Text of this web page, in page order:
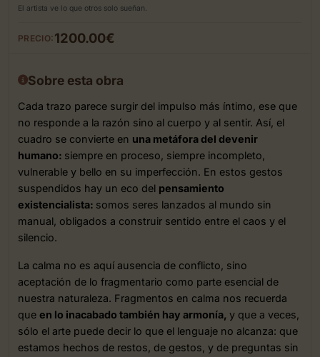
El artista ve lo que otros solo sueñan.
PRECIO: 1200.00€
Sobre esta obra
Cada trazo parece surgir del impulso más íntimo, ese que
no responde a la razón sino al cuerpo y al sentir. Así, el
cuadro se convierte en una metáfora del devenir
humano: siempre en proceso, siempre incompleto,
vulnerable y bello en su imperfección. En estos gestos
suspendidos hay un eco del pensamiento
existencialista: somos seres lanzados al mundo sin
manual, obligados a construir sentido entre el caos y el
silencio.
La calma no es aquí ausencia de conflicto, sino
aceptación de lo fragmentario como parte esencial de
nuestra naturaleza. Fragmentos en calma nos recuerda
que en lo inacabado también hay armonía, y que a veces,
sólo el arte puede decir lo que el lenguaje no alcanza: que
estamos hechos de restos, de gestos, y de preguntas sin